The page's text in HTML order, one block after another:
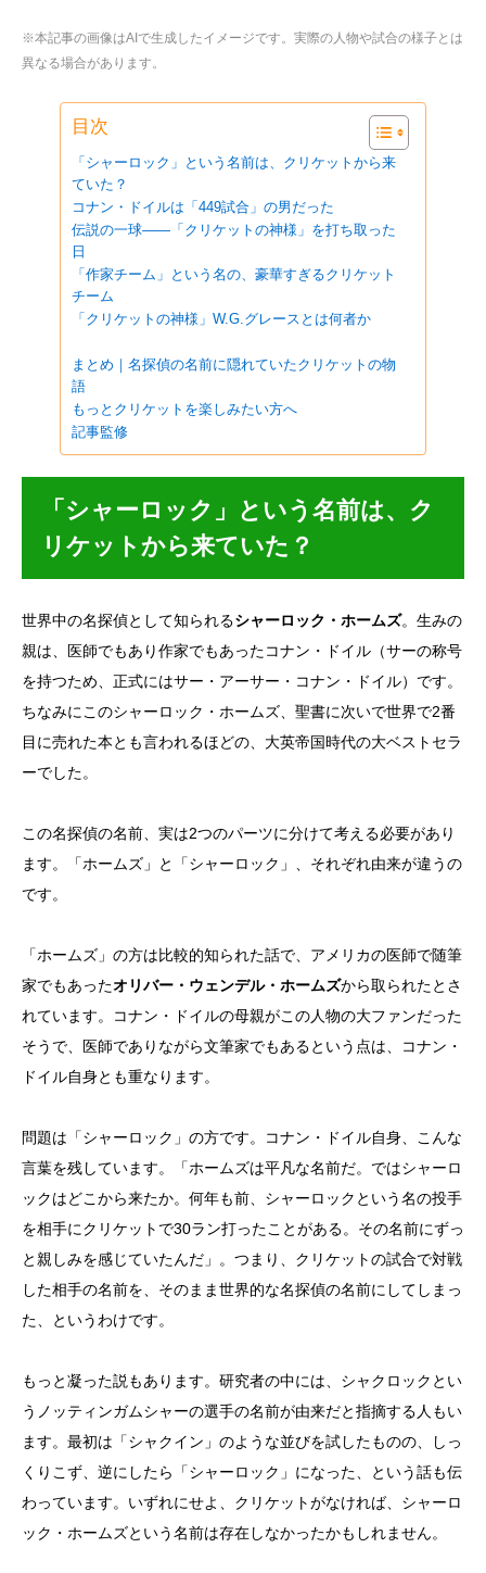
※本記事の画像はAIで生成したイメージです。実際の人物や試合の様子とは
異なる場合があります。
目次
「シャーロック」という名前は、クリケットから来
ていた？
コナン・ドイルは「449試合」の男だった
伝説の一球——「クリケットの神様」を打ち取った
日
「作家チーム」という名の、豪華すぎるクリケット
チーム
「クリケットの神様」W.G.グレースとは何者か
まとめ｜名探偵の名前に隠れていたクリケットの物
語
もっとクリケットを楽しみたい方へ
記事監修
「シャーロック」という名前は、ク
リケットから来ていた？
世界中の名探偵として知られるシャーロック・ホームズ。生みの
親は、医師でもあり作家でもあったコナン・ドイル（サーの称号
を持つため、正式にはサー・アーサー・コナン・ドイル）です。
ちなみにこのシャーロック・ホームズ、聖書に次いで世界で2番
目に売れた本とも言われるほどの、大英帝国時代の大ベストセラ
ーでした。
この名探偵の名前、実は2つのパーツに分けて考える必要があり
ます。「ホームズ」と「シャーロック」、それぞれ由来が違うの
です。
「ホームズ」の方は比較的知られた話で、アメリカの医師で随筆
家でもあったオリバー・ウェンデル・ホームズから取られたとさ
れています。コナン・ドイルの母親がこの人物の大ファンだった
そうで、医師でありながら文筆家でもあるという点は、コナン・
ドイル自身とも重なります。
問題は「シャーロック」の方です。コナン・ドイル自身、こんな
言葉を残しています。「ホームズは平凡な名前だ。ではシャーロ
ックはどこから来たか。何年も前、シャーロックという名の投手
を相手にクリケットで30ラン打ったことがある。その名前にずっ
と親しみを感じていたんだ」。つまり、クリケットの試合で対戦
した相手の名前を、そのまま世界的な名探偵の名前にしてしまっ
た、というわけです。
もっと凝った説もあります。研究者の中には、シャクロックとい
うノッティンガムシャーの選手の名前が由来だと指摘する人もい
ます。最初は「シャクイン」のような並びを試したものの、しっ
くりこず、逆にしたら「シャーロック」になった、という話も伝
わっています。いずれにせよ、クリケットがなければ、シャーロ
ック・ホームズという名前は存在しなかったかもしれません。